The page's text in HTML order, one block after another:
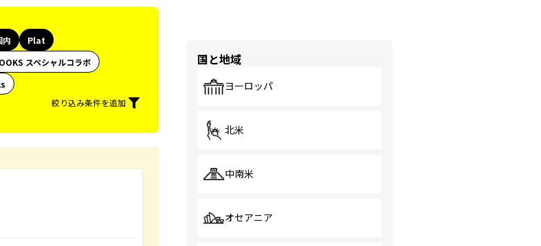
Plat
スペシャルコラボ
絞り込み条件を追加
国と地域
ヨーロッパ
北米
中南米
オセアニア